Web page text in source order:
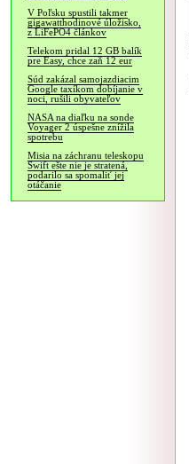
V Poľsku spustili takmer
gigawatthodinové úložisko,
z LiFePO4 článkov
Telekom pridal 12 GB balík
pre Easy, chce zaň 12 eur
Súd zakázal samojazdiacim
Google taxíkom dobíjanie v
noci, rušili obyvateľov
NASA na diaľku na sonde
Voyager 2 úspešne znížila
spotrebu
Misia na záchranu teleskopu
Swift ešte nie je stratená,
podarilo sa spomaliť jej
otáčanie